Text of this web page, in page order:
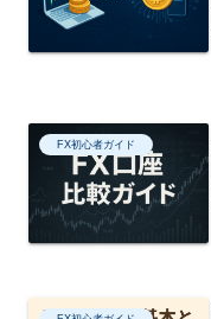
FX初心者ガイド